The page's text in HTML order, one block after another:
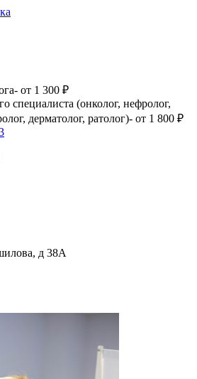
- от 1 300 ₽
специалиста (онколог, нефролог,
дерматолог, ратолог)- от 1 800 ₽
д 38А